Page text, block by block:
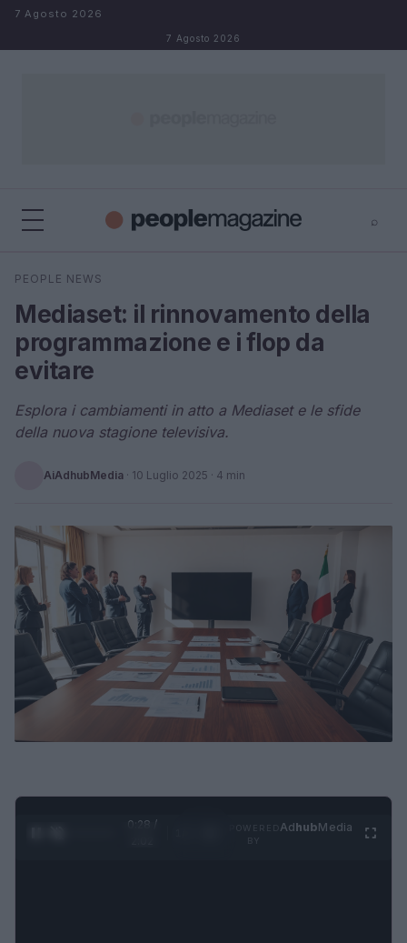
Salta al contenuto
7 Agosto 2026
7 Agosto 2026
⌕
Cerca
PEOPLE NEWS
Mediaset: il rinnovamento della
programmazione e i flop da
evitare
Esplora i cambiamenti in atto a Mediaset e le sfide
della nuova stagione televisiva.
AiAdhubMedia · 10 Luglio 2025 · 4 min
0:29 /
AdhubMedia